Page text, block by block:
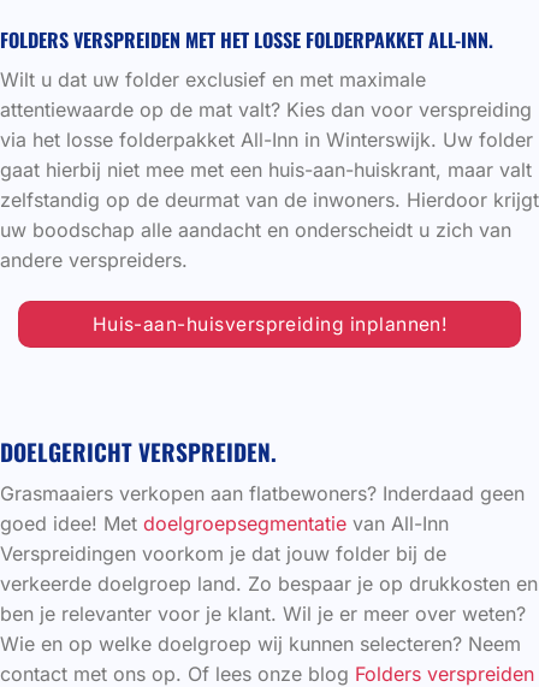
FOLDERS VERSPREIDEN MET HET LOSSE FOLDERPAKKET ALL-INN.
Wilt u dat uw folder exclusief en met maximale
attentiewaarde op de mat valt? Kies dan voor verspreiding
via het losse folderpakket All-Inn in Winterswijk. Uw folder
gaat hierbij niet mee met een huis-aan-huiskrant, maar valt
zelfstandig op de deurmat van de inwoners. Hierdoor krijgt
uw boodschap alle aandacht en onderscheidt u zich van
andere verspreiders.
Huis-aan-huisverspreiding inplannen!
DOELGERICHT VERSPREIDEN.
Grasmaaiers verkopen aan flatbewoners? Inderdaad geen
goed idee! Met doelgroepsegmentatie van All-Inn
Verspreidingen voorkom je dat jouw folder bij de
verkeerde doelgroep land. Zo bespaar je op drukkosten en
ben je relevanter voor je klant. Wil je er meer over weten?
Wie en op welke doelgroep wij kunnen selecteren? Neem
contact met ons op. Of lees onze blog Folders verspreiden